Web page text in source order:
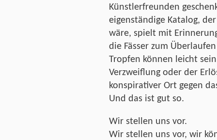
Künstlerfreunden
eigenständige Katalog,
wäre, spielt mit
die Fässer zum
Tropfen können leicht
Verzweiflung oder der
konspirativer Ort gegen
Und das ist gut so.
Wir stellen uns vor.
Wir stellen uns vor, wir